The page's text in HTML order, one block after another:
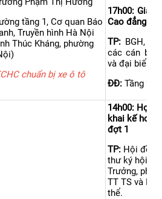
tầng 1, Cơ quan Báo
Truyền hình Hà Nội
Thúc Kháng, phường
chuẩn bị xe ô tô
17h00: Giao
Cao đẳng
TP: BGH,
các cán bộ,
và đại biểu
ĐĐ: Tầng 2
14h00: Họp
khai kế
đợt 1
TP: Hội
thư ký hội
Trưởng, phó
TT TS và
thể.